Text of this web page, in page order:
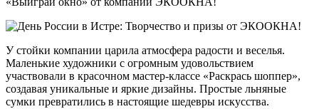
У стойки компании царила атмосфера радости и веселья.
Маленькие художники с огромным удовольствием
участвовали в красочном мастер-классе «Раскрась шоппер»,
создавая уникальные и яркие дизайны. Простые льняные
сумки превратились в настоящие шедевры искусства.